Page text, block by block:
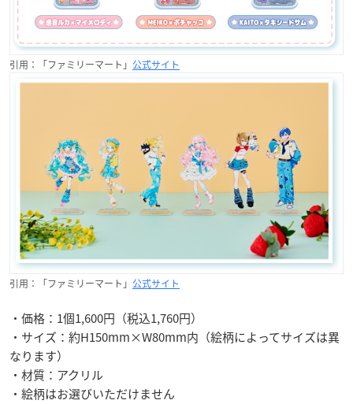
引用：「ファミリーマート」 公式サイト
引用：「ファミリーマート」 公式サイト
・価格：1個1,600円（税込1,760円）
・サイズ：約H150mm×W80mm内（絵柄によってサイズは異
なります）
・材質：アクリル
・絵柄はお選びいただけません